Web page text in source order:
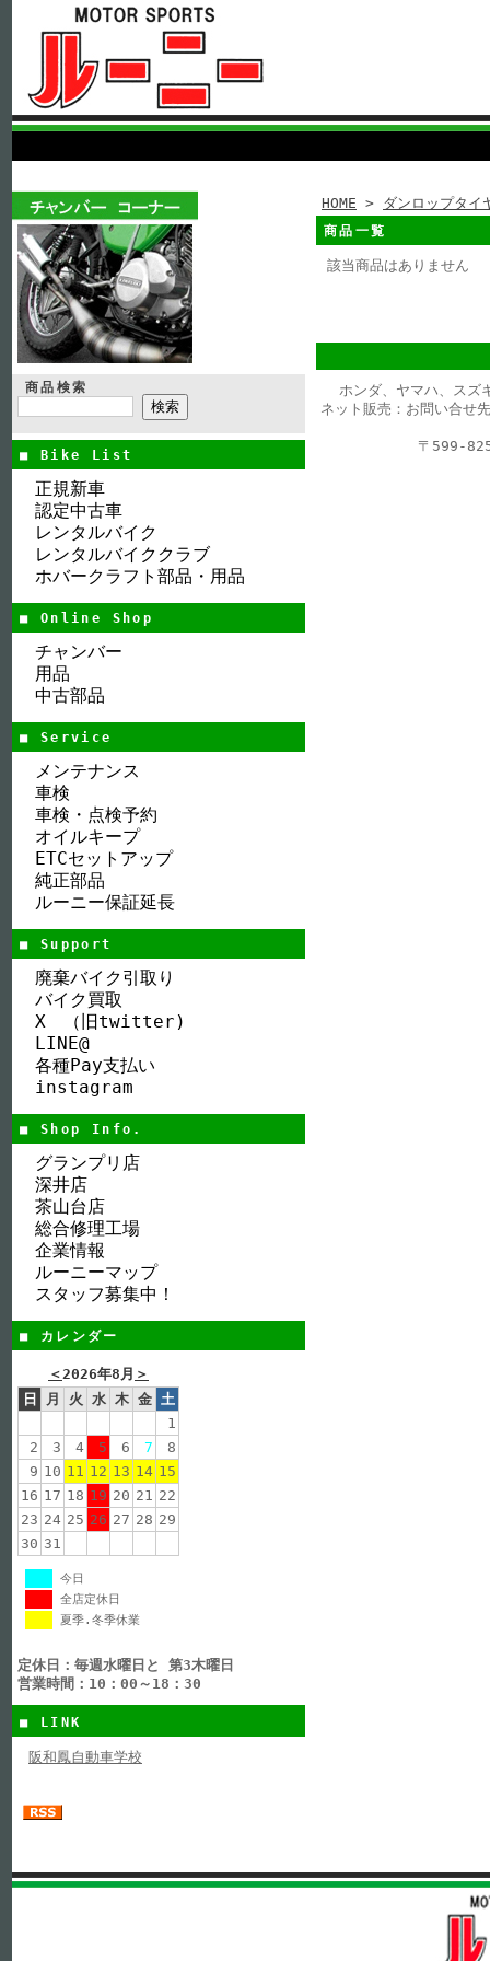
商品検索
■ Bike List
正規新車
認定中古車
レンタルバイク
レンタルバイククラブ
ホバークラフト部品・用品
■ Online Shop
チャンバー
用品
中古部品
■ Service
メンテナンス
車検
車検・点検予約
オイルキープ
ETCセットアップ
純正部品
ルーニー保証延長
■ Support
廃棄バイク引取り
バイク買取
X （旧twitter)
LINE@
各種Pay支払い
instagram
■ Shop Info.
グランプリ店
深井店
茶山台店
総合修理工場
企業情報
ルーニーマップ
スタッフ募集中！
■ カレンダー
＜2026年8月 ＞
日
月 火 水 木 金 土
1
2
3 4 5 6 7
8
9 10 11 12 13 14 15
16 17 18 19 20 21 22
23 24 25 26 27 28 29
30 31
今日
全店定休日
夏季.冬季休業
定休日：毎週水曜日と 第3木曜日
営業時間：10：00～18：30
■ LINK
阪和鳳自動車学校
HOME > ダンロップタイ
商品一覧
該当商品はありません
ホンダ、ヤマハ、スズ
ネット販売：お問い合せ
〒599-